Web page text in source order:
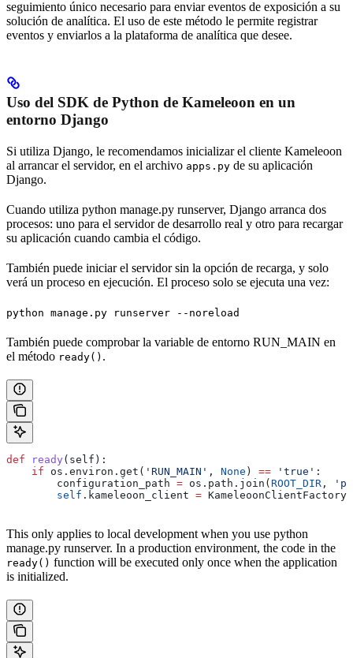
seguimiento único necesario para enviar eventos de exposición a su
solución de analítica. El uso de este método le permite registrar
eventos y enviarlos a la plataforma de analítica que desee.
Uso del SDK de Python de Kameleoon en un
entorno Django
Si utiliza Django, le recomendamos inicializar el cliente Kameleoon
al arrancar el servidor, en el archivo apps.py de su aplicación
Django.
Cuando utiliza python manage.py runserver, Django arranca dos
procesos: uno para el servidor de desarrollo real y otro para recargar
su aplicación cuando cambia el código.
También puede iniciar el servidor sin la opción de recarga, y solo
verá un proceso en ejecución. El proceso solo se ejecuta una vez:
python manage.py runserver --noreload
También puede comprobar la variable de entorno RUN_MAIN en
el método ready() .
def ready ( self ):
    if
os.environ.get( 'RUN_MAIN' , None ) == 'true' :
        configuration_path
= os.path.join( ROOT_DIR ,
        self
.kameleoon_client =
This only applies to local development when you use python
manage.py runserver. In a production environment, the code in the
ready() function will be executed only once when the application
is initialized.